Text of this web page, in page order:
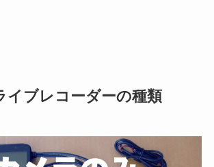
イブレコーダーの種類